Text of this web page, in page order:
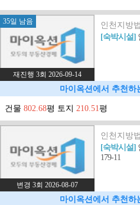
35일 남음
재진행 3회 2026-09-14
인천지방
[숙박시설]
마이옥션에서 추천하
건물 802.68평 토지 210.51평
변경 3회 2026-08-07
인천지방
[숙박시설]
179-11
마이옥션에서 추천하